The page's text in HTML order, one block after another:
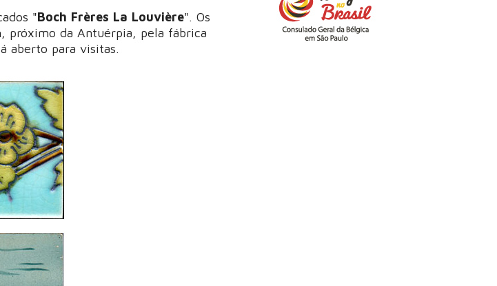
"Boch Frères La Louvière". Os
próximo da Antuérpia, pela fábrica
aberto para visitas.